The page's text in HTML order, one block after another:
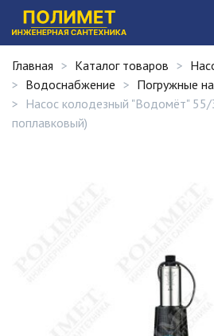
Главная Каталог товаров
Водоснабжение
Погружные
Насос колодезный "Водомёт"
поплавковый)